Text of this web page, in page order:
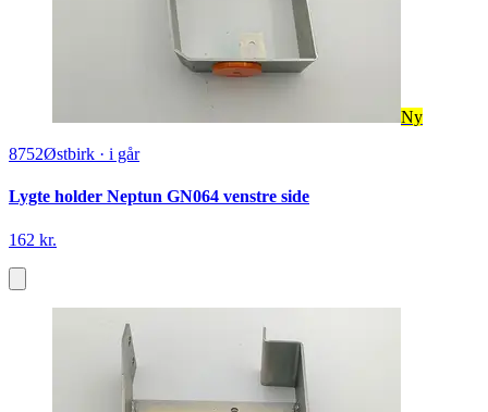
Ny
8752Østbirk · i går
Lygte holder Neptun GN064 venstre side
162 kr.